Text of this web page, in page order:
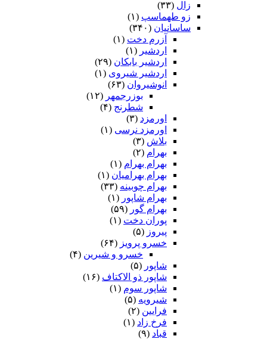
زو طهماسپ‏(۱)
ساسانیان(۳۴۰)
آزرم دخت (۱)
اردشیر
اردشیر بابکان(۲۹)
اردشیر شیروی (۱)
انوشیروان(۶۳)
بوزرجمهر(۱۲)
شطرنج
(۴)
اورمزد
اورمزد نرسى‏ (۱)
(۳)
(۲)
بهرام بهرام (۱)
بهرام بهرامیان‏(۱)
بهرام چوبینه(۳۳)
بهرام شاپور(۱)
بهرام گور(۵۹)
پوران دخت (۱)
(۵)
خسرو پرویز (۶۴)
خسرو و شیرین(۴)
شاپور(۵)
شاپور ذو الاکتاف (۱۶)
شاپور سوم‏(۱)
شیرویه
(۵)
فرایین
فرخ زاد (۱)